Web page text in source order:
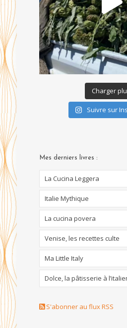
Charger
Suivre sur
Mes derniers livres :
La Cucina Leggera
Italie Mythique
La cucina povera
Venise, les recettes culte
Ma Little Italy
Dolce, la pâtisserie à
S'abonner au flux RSS